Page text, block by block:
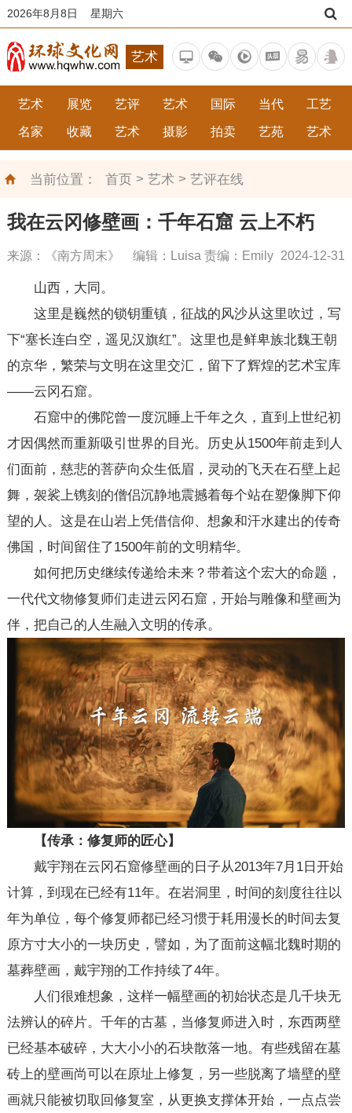
2026年8月8日 星期六
艺术
艺术 展览 艺评 艺术 国际 当代 工艺
名家 收藏 艺术 摄影 拍卖 艺苑 艺术
当前位置： 首页> 艺术> 艺评在线
我在云冈修壁画：千年石窟 云上不朽
来源：《南方周末》 编辑：Luisa 责编：Emily 2024-12-31
山西，大同。
这里是巍然的锁钥重镇，征战的风沙从这里吹过，写
下“塞长连白空，遥见汉旗红”。这里也是鲜卑族北魏王朝
的京华，繁荣与文明在这里交汇，留下了辉煌的艺术宝库
——云冈石窟。
石窟中的佛陀曾一度沉睡上千年之久，直到上世纪初
才因偶然而重新吸引世界的目光。历史从1500年前走到人
们面前，慈悲的菩萨向众生低眉，灵动的飞天在石壁上起
舞，袈裟上镌刻的僧侣沉静地震撼着每个站在塑像脚下仰
望的人。这是在山岩上凭借信仰、想象和汗水建出的传奇
佛国，时间留住了1500年前的文明精华。
如何把历史继续传递给未来？带着这个宏大的命题，
一代代文物修复师们走进云冈石窟，开始与雕像和壁画为
伴，把自己的人生融入文明的传承。
【传承：修复师的匠心】
戴宇翔在云冈石窟修壁画的日子从2013年7月1日开始
计算，到现在已经有11年。在岩洞里，时间的刻度往往以
年为单位，每个修复师都已经习惯于耗用漫长的时间去复
原方寸大小的一块历史，譬如，为了面前这幅北魏时期的
墓葬壁画，戴宇翔的工作持续了4年。
人们很难想象，这样一幅壁画的初始状态是几千块无
法辨认的碎片。千年的古墓，当修复师进入时，东西两壁
已经基本破碎，大大小小的石块散落一地。有些残留在墓
砖上的壁画尚可以在原址上修复，另一些脱离了墙壁的壁
画就只能被切取回修复室，从更换支撑体开始，一点点尝